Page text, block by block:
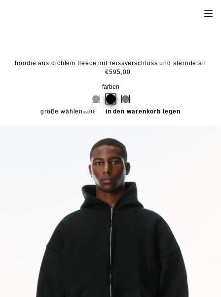
hoodie aus dichtem fleece mit reissverschluss und sterndetail
€595,00
farben
größe wählen in den warenkorb legen